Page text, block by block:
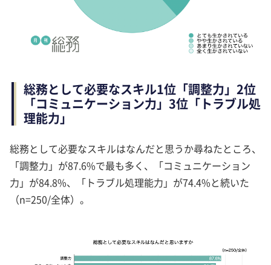
総務として必要なスキル1位「調整力」2位
「コミュニケーション力」3位「トラブル処
理能力」
総務として必要なスキルはなんだと思うか尋ねたところ、
「調整力」が87.6%で最も多く、「コミュニケーション
力」が84.8%、「トラブル処理能力」が74.4%と続いた
（n=250/全体）。